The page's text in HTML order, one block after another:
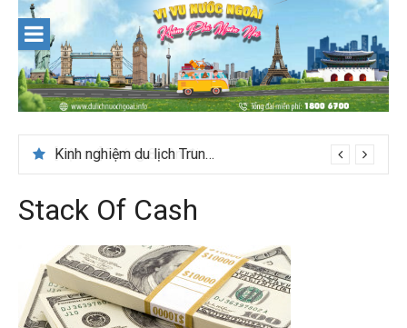
content
Kinh nghiệm du lịch Trung Á lần đầu cho khách Việt
Stack Of Cash